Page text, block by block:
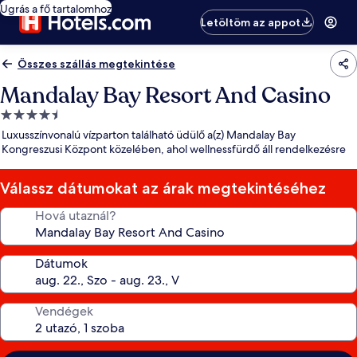
Ugrás a fő tartalomhoz
Letöltöm az appot
Összes szállás megtekintése
Mandalay Bay Resort And Casino
4.5
csillagos
szálláshely
Luxusszínvonalú vízparton található üdülő a(z) Mandalay Bay
Kongreszusi Központ közelében, ahol wellnessfürdő áll rendelkezésre
Válassz dátumokat az árak megtekintéséhez
Hová utaznál?
Dátumok
Vendégek